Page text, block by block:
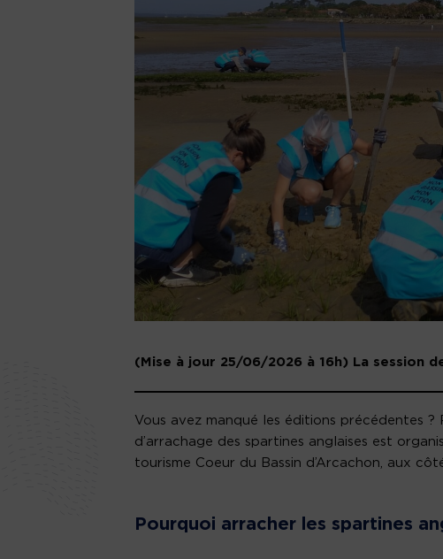
(Mise à jour 25/06/2026 à 16h) La session
Vous avez manqué les éditions précédentes ?
d’arrachage des spartines anglaises est
tourisme Coeur du Bassin d’Arcachon, aux
Pourquoi arracher les spartines